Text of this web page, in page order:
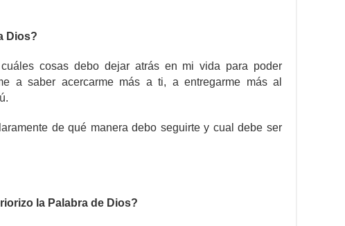
Dios?
cosas debo dejar atrás en mi vida para poder
a saber acercarme más a ti, a entregarme más al
de qué manera debo seguirte y cual debe ser
la Palabra de Dios?